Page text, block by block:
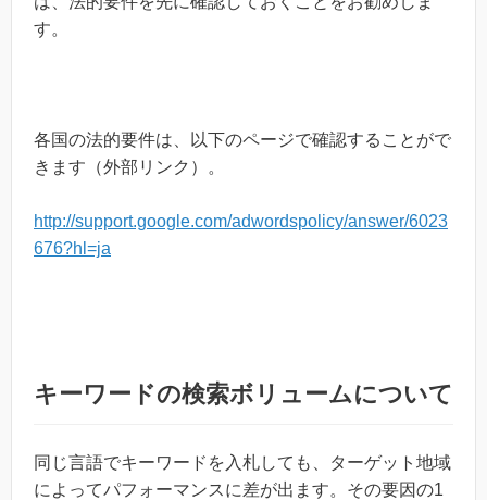
す。
各国の法的要件は、以下のページで確認することがで
きます（外部リンク）。
http://support.google.com/adwordspolicy/answer/6023
676?hl=ja
キーワードの検索ボリュームについて
同じ言語でキーワードを入札しても、ターゲット地域
によってパフォーマンスに差が出ます。その要因の1